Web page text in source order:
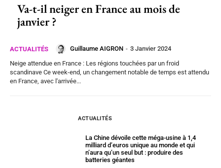
Va-t-il neiger en France au mois de
janvier ?
ACTUALITÉS Guillaume AIGRON - 3 Janvier 2024
Neige attendue en France : Les régions touchées par un froid
scandinave Ce week-end, un changement notable de temps est attendu
en France, avec l'arrivée...
ACTUALITÉS
La Chine dévoile cette méga-usine à 1,4
milliard d’euros unique au monde et qui
n’aura qu’un seul but : produire des
batteries géantes